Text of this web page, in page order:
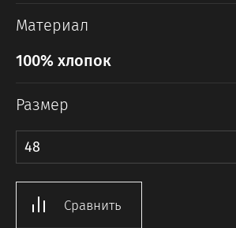
Материал
100% хлопок
Размер
48
Сравнить